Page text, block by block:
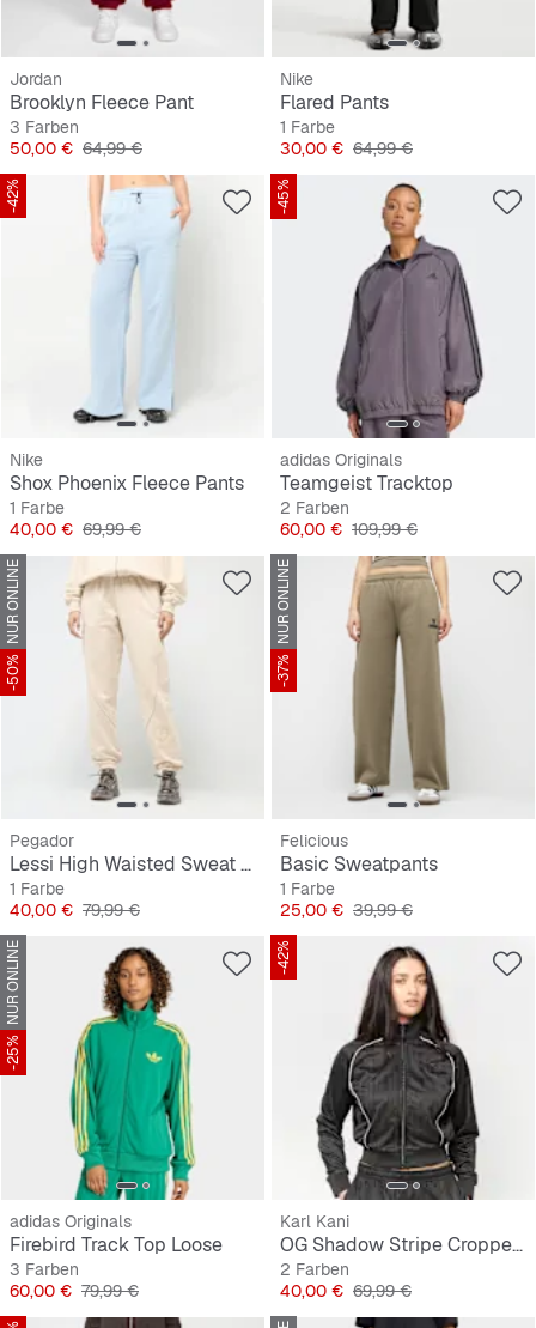
Jordan
Brooklyn Fleece Pant
3 Farben
Preis
50,00 € Originalpreis
64,99 €
Nike
Flared Pants
1 Farbe
Preis
30,00 € Originalpreis
64,99 €
-42%
Nike
Shox Phoenix Fleece Pants
1 Farbe
Preis
40,00 € Originalpreis
69,99 €
-45%
adidas Originals
Teamgeist Tracktop
2 Farben
Preis
60,00 € Originalpreis
109,99 €
NUR ONLINE
-50%
Pegador
Lessi High Waisted Sweat Pants
1 Farbe
Preis
40,00 € Originalpreis
79,99 €
NUR ONLINE
-37%
Felicious
Basic Sweatpants
1 Farbe
Preis
25,00 € Originalpreis
39,99 €
NUR ONLINE
-25%
adidas Originals
Firebird Track Top Loose
3 Farben
Preis
60,00 € Originalpreis
79,99 €
-42%
Karl Kani
OG Shadow Stripe Cropped Trackjacket
2 Farben
Preis
40,00 € Originalpreis
69,99 €